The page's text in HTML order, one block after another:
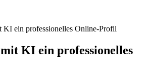
KI ein professionelles Online-Profil
KI ein professionelles